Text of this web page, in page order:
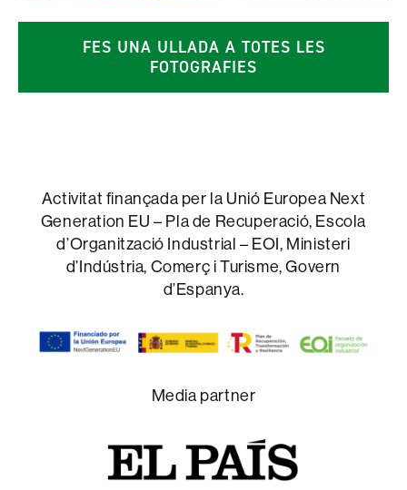
FES UNA ULLADA A TOTES LES
FOTOGRAFIES
Activitat finançada per la Unió Europea Next
Generation EU – Pla de Recuperació, Escola
d’Organització Industrial – EOI, Ministeri
d’Indústria, Comerç i Turisme, Govern
d’Espanya.
Media partner